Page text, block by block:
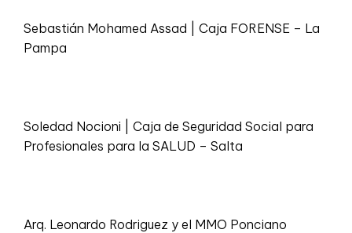
Sebastián Mohamed Assad | Caja FORENSE – La
Pampa
Soledad Nocioni | Caja de Seguridad Social para
Profesionales para la SALUD – Salta
Arq. Leonardo Rodriguez y el MMO Ponciano